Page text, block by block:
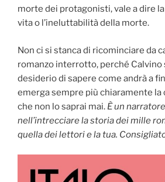
morte dei protagonisti, vale a dire
vita o l’ineluttabilità della morte.
Non ci si stanca di ricominciare da
romanzo interrotto, perché Calvino
desiderio di sapere come andrà a
emerga sempre più chiaramente la
che non lo saprai mai. È un
nell’intrecciare la storia dei mille
quella dei lettori e la tua.